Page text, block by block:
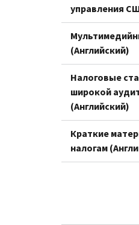
управления
(Английский)
Налоговые
широкой
(Английский)
Краткие
налогам